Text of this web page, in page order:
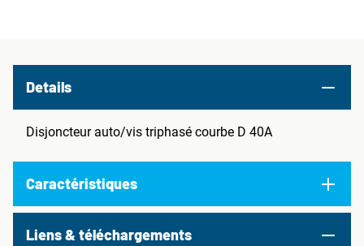
Details
Disjoncteur auto/vis triphasé courbe D 40A
Caractéristiques
Liens & téléchargements